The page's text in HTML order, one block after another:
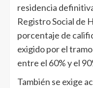
residencia
Registro Social de
porcentaje de
exigido por el
entre el 60% y el
También se exige